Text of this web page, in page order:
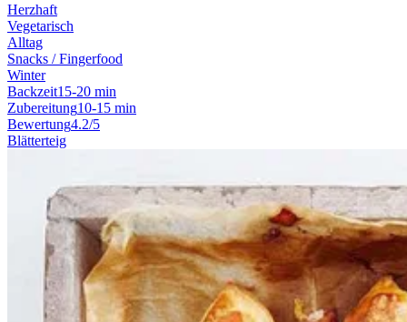
Herzhaft
Vegetarisch
Alltag
Snacks / Fingerfood
Winter
Backzeit15-20 min
Zubereitung10-15 min
Bewertung4.2/5
Blätterteig